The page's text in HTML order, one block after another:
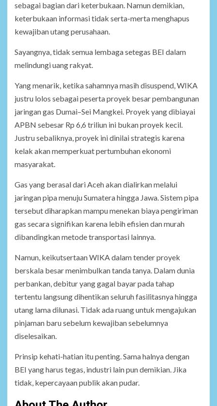
sebagai bagian dari keterbukaan. Namun demikian,
keterbukaan informasi tidak serta-merta menghapus
kewajiban utang perusahaan.
Sayangnya, tidak semua lembaga setegas BEI dalam
melindungi uang rakyat.
Yang menarik, ketika sahamnya masih disuspend, WIKA
justru lolos sebagai peserta proyek besar pembangunan
jaringan gas Dumai–Sei Mangkei. Proyek yang dibiayai
APBN sebesar Rp 6,6 triliun ini bukan proyek kecil.
Justru sebaliknya, proyek ini dinilai strategis karena
kelak akan memperkuat pertumbuhan ekonomi
masyarakat.
Gas yang berasal dari Aceh akan dialirkan melalui
jaringan pipa menuju Sumatera hingga Jawa. Sistem pipa
tersebut diharapkan mampu menekan biaya pengiriman
gas secara signifikan karena lebih efisien dan murah
dibandingkan metode transportasi lainnya.
Namun, keikutsertaan WIKA dalam tender proyek
berskala besar menimbulkan tanda tanya. Dalam dunia
perbankan, debitur yang gagal bayar pada tahap
tertentu langsung dihentikan seluruh fasilitasnya hingga
utang lama dilunasi. Tidak ada ruang untuk mengajukan
pinjaman baru sebelum kewajiban sebelumnya
diselesaikan.
Prinsip kehati-hatian itu penting. Sama halnya dengan
BEI yang harus tegas, industri lain pun demikian. Jika
tidak, kepercayaan publik akan pudar.